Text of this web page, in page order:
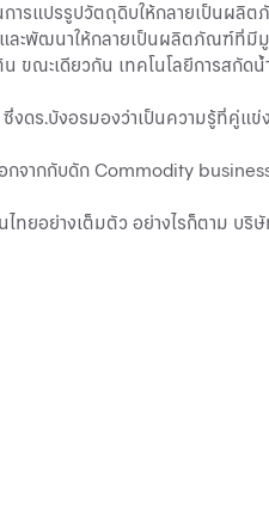
การแปรรูปวัตถุดิบให้กลายเป็นผ
ละพัฒนาให้กลายเป็นผลิตภัณฑ์ที่มี
ะเดียวกัน เทคโนโลยีการสกัดน้
.บังอรมองว่าเป็นความรู้ที่คู่แข่งต
กจากกับดัก Commodity
อย่างเต็มตัว อย่างไรก็ตาม บริษั